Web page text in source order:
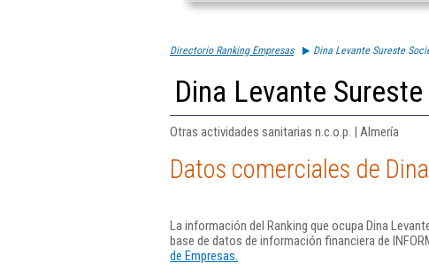
Directorio Ranking Empresas Dina Levante Sureste
Dina Levante
Otras actividades sanitarias n.c.o.p. | Almería
Datos comerciales de
La información del Ranking que ocupa Dina
base de datos de información financiera de
de Empresas.